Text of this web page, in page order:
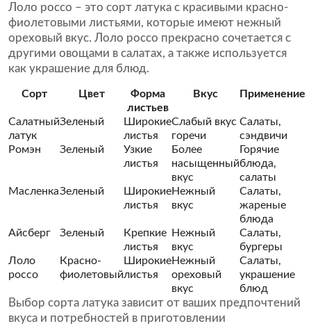
Лоло россо – это сорт латука с красивыми красно-
фиолетовыми листьями, которые имеют нежный
ореховый вкус. Лоло россо прекрасно сочетается с
другими овощами в салатах, а также используется
как украшение для блюд.
Сорт Цвет
Форма
листьев
Вкус Применение
Салатный
латук
Зеленый
Широкие
листья
Слабый вкус
горечи
Салаты,
сэндвичи
Ромэн
Зеленый
Узкие
листья
Более
насыщенный
вкус
Горячие
блюда,
салаты
МасленкаЗеленый
Широкие
листья
Нежный
вкус
Салаты,
жареные
блюда
Айсберг
Зеленый
Крепкие
листья
Нежный
вкус
Салаты,
бургеры
Лоло
россо
Красно-
фиолетовый
Широкие
листья
Нежный
ореховый
вкус
Салаты,
украшение
блюд
Выбор сорта латука зависит от ваших предпочтений
вкуса и потребностей в приготовлении